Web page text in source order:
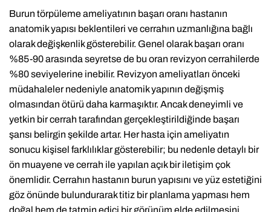
Burun törpüleme ameliyatının başarı oranı hastanın
anatomik yapısı beklentileri ve cerrahın uzmanlığına bağlı
olarak değişkenlik gösterebilir. Genel olarak başarı oranı
%85-90 arasında seyretse de bu oran revizyon cerrahilerde
%80 seviyelerine inebilir. Revizyon ameliyatları önceki
müdahaleler nedeniyle anatomik yapının değişmiş
olmasından ötürü daha karmaşıktır. Ancak deneyimli ve
yetkin bir cerrah tarafından gerçekleştirildiğinde başarı
şansı belirgin şekilde artar. Her hasta için ameliyatın
sonucu kişisel farklılıklar gösterebilir; bu nedenle detaylı bir
ön muayene ve cerrah ile yapılan açık bir iletişim çok
önemlidir. Cerrahın hastanın burun yapısını ve yüz estetiğini
göz önünde bulundurarak titiz bir planlama yapması hem
doğal hem de tatmin edici bir görünüm elde edilmesini